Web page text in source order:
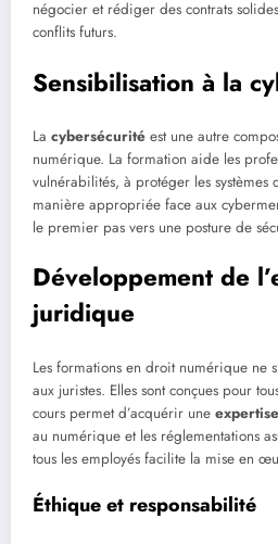
négocier et rédiger des contrats
conflits futurs.
Sensibilisation à la
La cybersécurité est une autre
numérique. La formation aide les
vulnérabilités, à protéger les
manière appropriée face aux
le premier pas vers une posture de
Développement de
juridique
Les formations en droit numérique ne
aux juristes. Elles sont conçues pour
cours permet d’acquérir une
au numérique et les réglementations
tous les employés facilite la mise en
Éthique et responsabilité